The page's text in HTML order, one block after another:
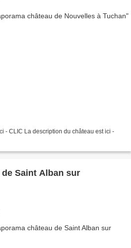
- CLIC La description du château est ici -
Saint Alban sur